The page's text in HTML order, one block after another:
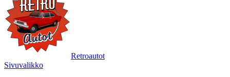
Retroautot
Sivuvalikko